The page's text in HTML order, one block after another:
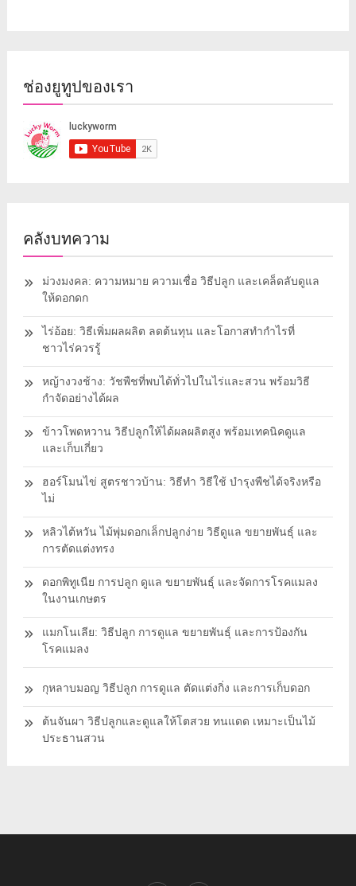
ช่องยูทูปของเรา
คลังบทความ
ม่วงมงคล: ความหมาย ความเชื่อ วิธีปลูก และเคล็ดลับดูแล
ให้ดอกดก
ไร่อ้อย: วิธีเพิ่มผลผลิต ลดต้นทุน และโอกาสทำกำไรที่
ชาวไร่ควรรู้
หญ้างวงช้าง: วัชพืชที่พบได้ทั่วไปในไร่และสวน พร้อมวิธี
กำจัดอย่างได้ผล
ข้าวโพดหวาน วิธีปลูกให้ได้ผลผลิตสูง พร้อมเทคนิคดูแล
และเก็บเกี่ยว
ฮอร์โมนไข่ สูตรชาวบ้าน: วิธีทำ วิธีใช้ บำรุงพืชได้จริงหรือ
ไม่
หลิวไต้หวัน ไม้พุ่มดอกเล็กปลูกง่าย วิธีดูแล ขยายพันธุ์ และ
การตัดแต่งทรง
ดอกพิทูเนีย การปลูก ดูแล ขยายพันธุ์ และจัดการโรคแมลง
ในงานเกษตร
แมกโนเลีย: วิธีปลูก การดูแล ขยายพันธุ์ และการป้องกัน
โรคแมลง
กุหลาบมอญ วิธีปลูก การดูแล ตัดแต่งกิ่ง และการเก็บดอก
ต้นจันผา วิธีปลูกและดูแลให้โตสวย ทนแดด เหมาะเป็นไม้
ประธานสวน